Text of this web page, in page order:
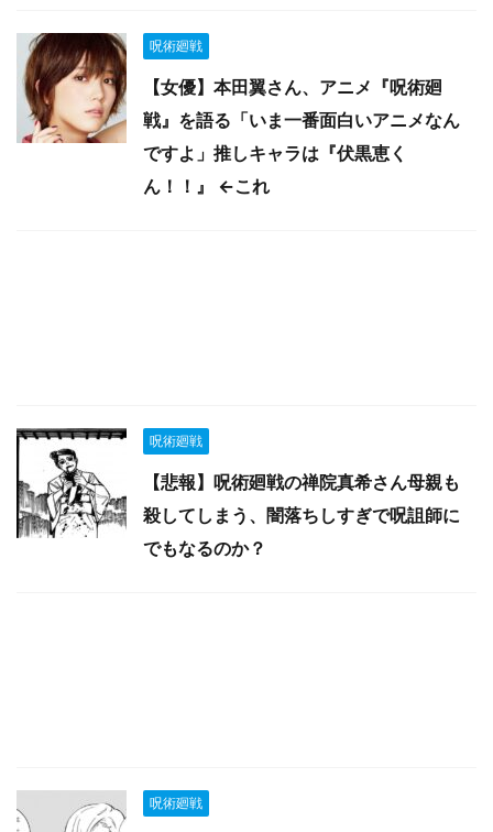
呪術廻戦
【女優】本田翼さん、アニメ『呪術廻
戦』を語る「いま一番面白いアニメなん
ですよ」推しキャラは『伏黒恵く
ん！！』 ←これ
呪術廻戦
【悲報】呪術廻戦の禅院真希さん母親も
殺してしまう、闇落ちしすぎで呪詛師に
でもなるのか？
呪術廻戦